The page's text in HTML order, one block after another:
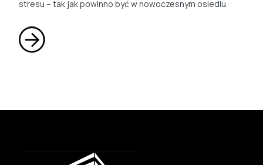
stresu – tak jak powinno być w nowoczesnym osiedlu.